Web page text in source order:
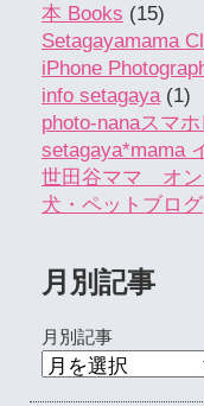
本 Books (15)
Setagayamama
iPhone
info setagaya(1)
photo-nanaスマ
setagaya*mama
世田谷ママ オン
犬・ペットブログ
月別記事
月別記事